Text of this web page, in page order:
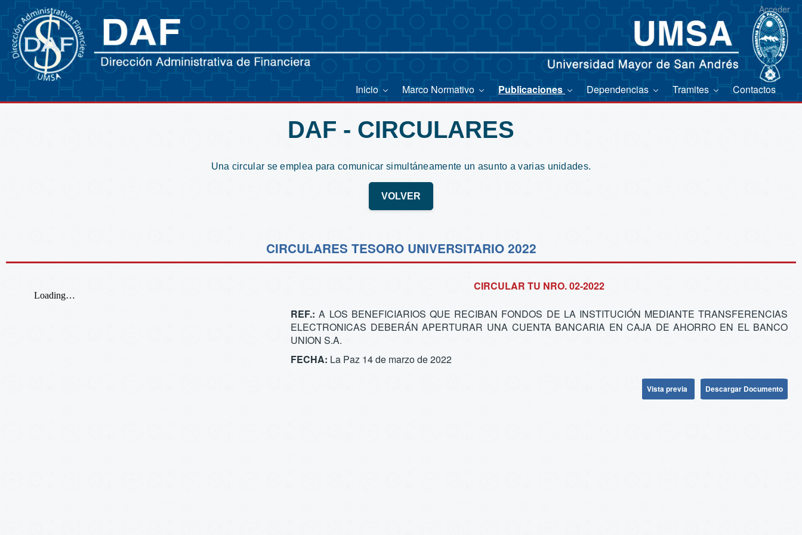
Acceder
Inicio Marco Normativo Publicaciones Dependencias Tramites Contactos
DAF - CIRCULARES
Una circular se emplea para comunicar simultáneamente un asunto a varias unidades.
VOLVER
CIRCULARES TESORO UNIVERSITARIO 2022
CIRCULAR TU NRO. 02-2022
REF.:A LOS BENEFICIARIOS QUE RECIBAN FONDOS DE LA INSTITUCIÓN MEDIANTE TRANSFERENCIAS
ELECTRONICAS DEBERÁN APERTURAR UNA CUENTA BANCARIA EN CAJA DE AHORRO EN EL BANCO
UNION S.A.
FECHA: La Paz 14 de marzo de 2022
Vista previa Descargar Documento